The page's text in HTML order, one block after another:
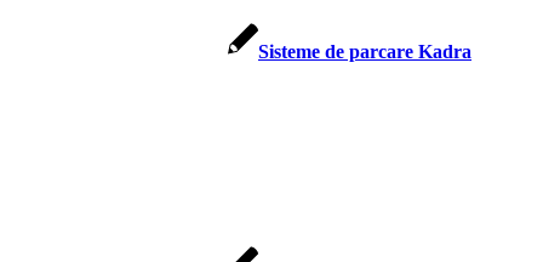
Sisteme de parcare Kadra